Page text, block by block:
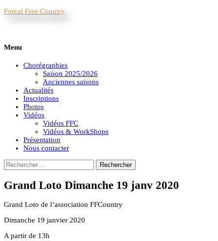
Forcal Free Country
Menu
Chorégraphies
Saison 2025/2026
Anciennes saisons
Actualités
Inscriptions
Photos
Vidéos
Vidéos FFC
Vidéos & WorkShops
Présentation
Nous contacter
Rechercher :
Grand Loto Dimanche 19 janv 2020
Grand Loto de l’association FFCountry
Dimanche 19 janvier 2020
A partir de 13h